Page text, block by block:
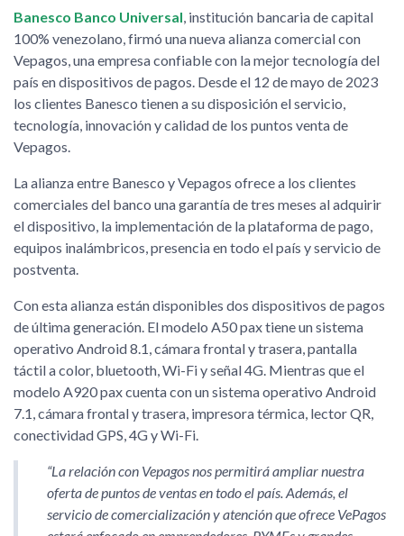
Banesco Banco Universal , institución bancaria de capital
100% venezolano, firmó una nueva alianza comercial con
Vepagos, una empresa confiable con la mejor tecnología del
país en dispositivos de pagos. Desde el 12 de mayo de 2023
los clientes Banesco tienen a su disposición el servicio,
tecnología, innovación y calidad de los puntos venta de
Vepagos.
La alianza entre Banesco y Vepagos ofrece a los clientes
comerciales del banco una garantía de tres meses al adquirir
el dispositivo, la implementación de la plataforma de pago,
equipos inalámbricos, presencia en todo el país y servicio de
postventa.
Con esta alianza están disponibles dos dispositivos de pagos
de última generación. El modelo A50 pax tiene un sistema
operativo Android 8.1, cámara frontal y trasera, pantalla
táctil a color, bluetooth, Wi-Fi y señal 4G. Mientras que el
modelo A920 pax cuenta con un sistema operativo Android
7.1, cámara frontal y trasera, impresora térmica, lector QR,
conectividad GPS, 4G y Wi-Fi.
La relación con Vepagos nos permitirá ampliar nuestra
oferta de puntos de ventas en todo el país. Además, el
servicio de comercialización y atención que ofrece VePagos